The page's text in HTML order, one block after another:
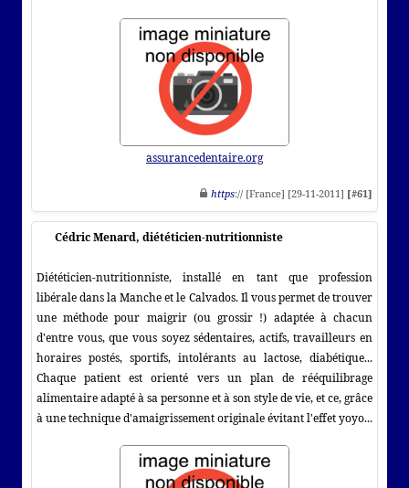
assurancedentaire.org
https:// [France] [29-11-2011] [#61]
Cédric Menard, diététicien-nutritionniste
Diététicien-nutritionniste, installé en tant que profession
libérale dans la Manche et le Calvados. Il vous permet de trouver
une méthode pour maigrir (ou grossir !) adaptée à chacun
d'entre vous, que vous soyez sédentaires, actifs, travailleurs en
horaires postés, sportifs, intolérants au lactose, diabétique...
Chaque patient est orienté vers un plan de rééquilibrage
alimentaire adapté à sa personne et à son style de vie, et ce, grâce
à une technique d'amaigrissement originale évitant l'effet yoyo...